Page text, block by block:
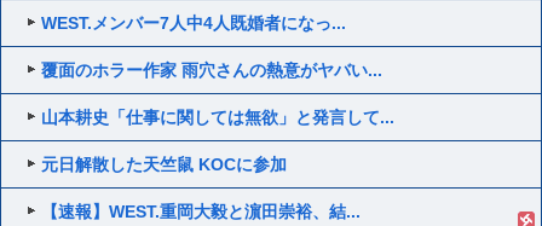
WEST.メンバー7人中4人既婚者になっ...
覆面のホラー作家 雨穴さんの熱意がヤバい...
山本耕史「仕事に関しては無欲」と発言して...
元日解散した天竺鼠 KOCに参加
【速報】WEST.重岡大毅と濵田崇裕、結...